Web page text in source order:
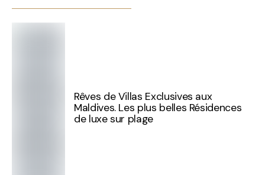
Rêves de Villas Exclusives aux
Maldives. Les plus belles Résidences
de luxe sur plage